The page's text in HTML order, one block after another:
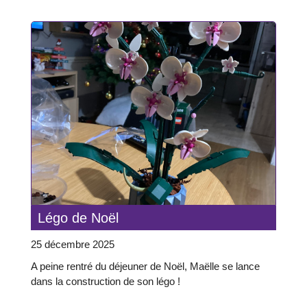
Légo de Noël
25 décembre 2025
A peine rentré du déjeuner de Noël, Maëlle se lance
dans la construction de son légo !